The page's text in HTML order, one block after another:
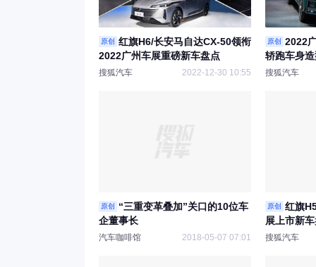
原创
红旗H6/长安马自达CX-50领衔
2022广州车展重磅新车盘点
搜狐汽车 2022-12-30 10:55
原创
2022
轿跑车身
搜狐汽车
原创
“三重变革叠加”关口的10位车
企董事长
汽车咖啡馆 2018-05-07 07:01
原创
红旗
展上市新
搜狐汽车